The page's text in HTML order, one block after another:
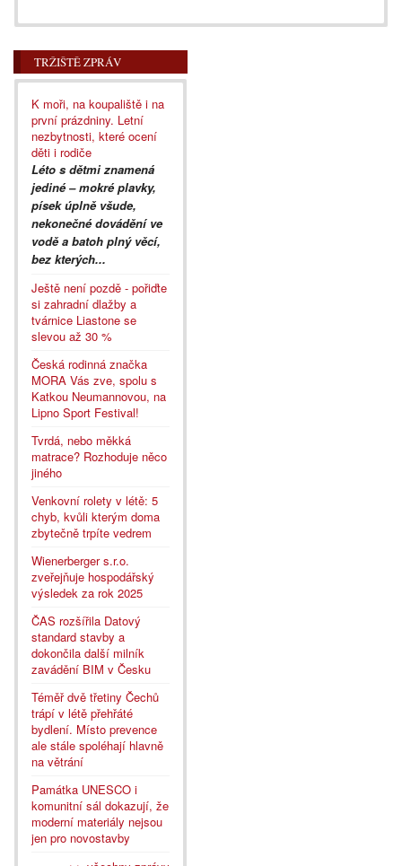
TRŽIŠTĚ ZPRÁV
K moři, na koupaliště i na
první prázdniny. Letní
nezbytnosti, které ocení
děti i rodiče
Léto s dětmi znamená
jediné – mokré plavky,
písek úplně všude,
nekonečné dovádění ve
vodě a batoh plný věcí,
bez kterých...
Ještě není pozdě - pořiďte
si zahradní dlažby a
tvárnice Liastone se
slevou až 30 %
Česká rodinná značka
MORA Vás zve, spolu s
Katkou Neumannovou, na
Lipno Sport Festival!
Tvrdá, nebo měkká
matrace? Rozhoduje něco
jiného
Venkovní rolety v létě: 5
chyb, kvůli kterým doma
zbytečně trpíte vedrem
Wienerberger s.r.o.
zveřejňuje hospodářský
výsledek za rok 2025
ČAS rozšířila Datový
standard stavby a
dokončila další milník
zavádění BIM v Česku
Téměř dvě třetiny Čechů
trápí v létě přehřáté
bydlení. Místo prevence
ale stále spoléhají hlavně
na větrání
Památka UNESCO i
komunitní sál dokazují, že
moderní materiály nejsou
jen pro novostavby